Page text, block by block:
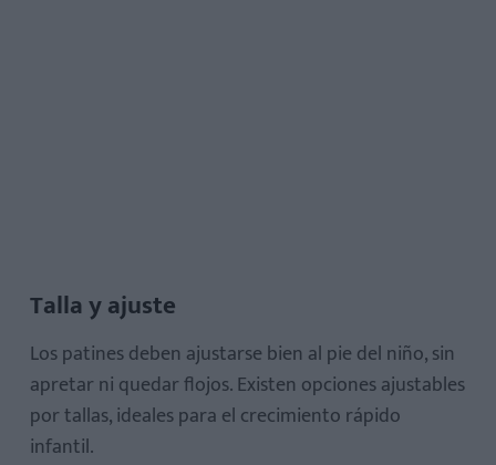
Talla y ajuste
Los patines deben ajustarse bien al pie del niño, sin
apretar ni quedar flojos. Existen opciones ajustables
por tallas, ideales para el crecimiento rápido
infantil.